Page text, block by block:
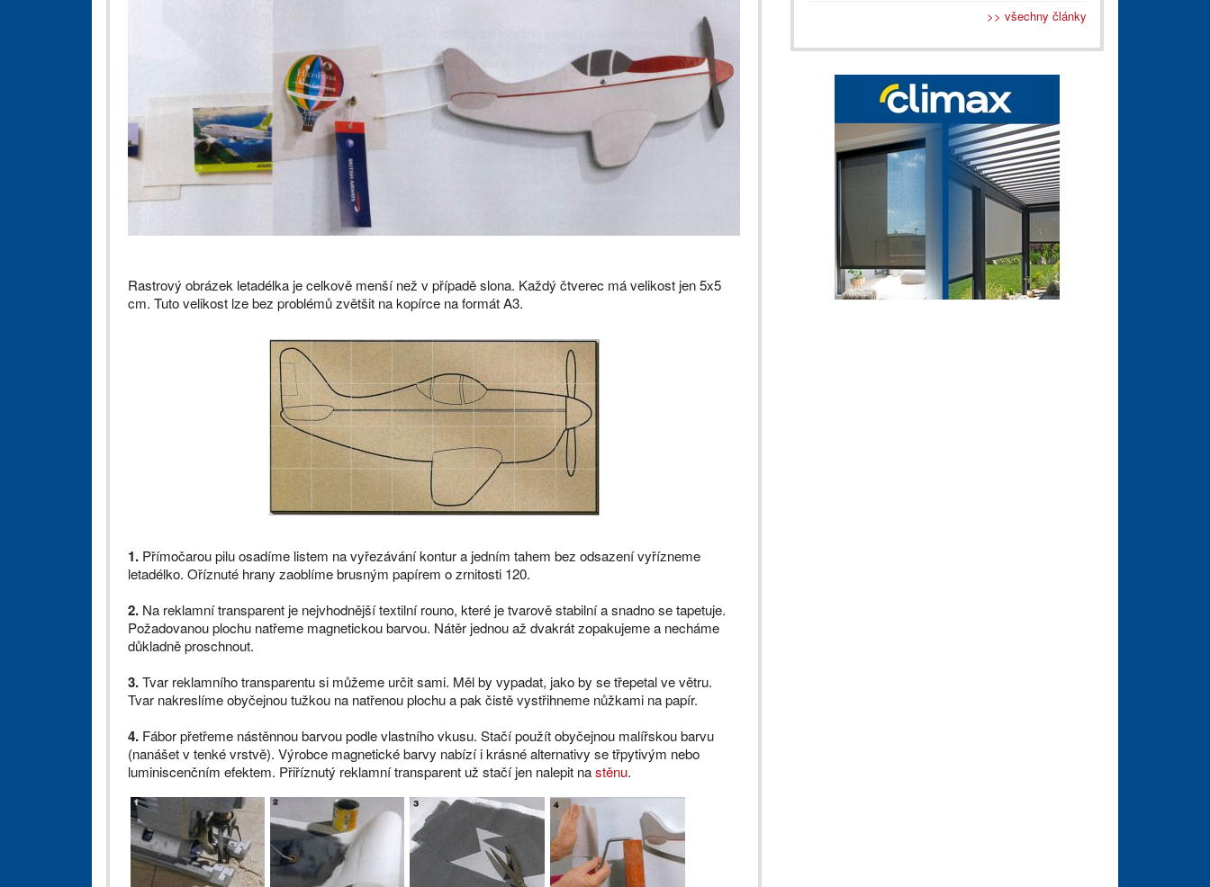
Rastrový obrázek letadélka je celkově menší než v případě slona. Každý čtverec má velikost jen 5x5
cm. Tuto velikost lze bez problémů zvětšit na kopírce na formát A3.
1. Přímočarou pilu osadíme listem na vyřezávání kontur a jedním tahem bez odsazení vyřízneme
letadélko. Oříznuté hrany zaoblíme brusným papírem o zrnitosti 120.
2. Na reklamní transparent je nejvhodnější textilní rouno, které je tvarově stabilní a snadno se tapetuje.
Požadovanou plochu natřeme magnetickou barvou. Nátěr jednou až dvakrát zopakujeme a necháme
důkladně proschnout.
3.Tvar reklamního transparentu si můžeme určit sami. Měl by vypadat, jako by se třepetal ve větru.
Tvar nakreslíme obyčejnou tužkou na natřenou plochu a pak čistě vystřihneme nůžkami na papír.
4. Fábor přetřeme nástěnnou barvou podle vlastního vkusu. Stačí použít obyčejnou malířskou barvu
(nanášet v tenké vrstvě). Výrobce magnetické barvy nabízí i krásné alternativy se třpytivým nebo
luminiscenčním efektem. Přiříznutý reklamní transparent už stačí jen nalepit nastěnu.
>> všechny články